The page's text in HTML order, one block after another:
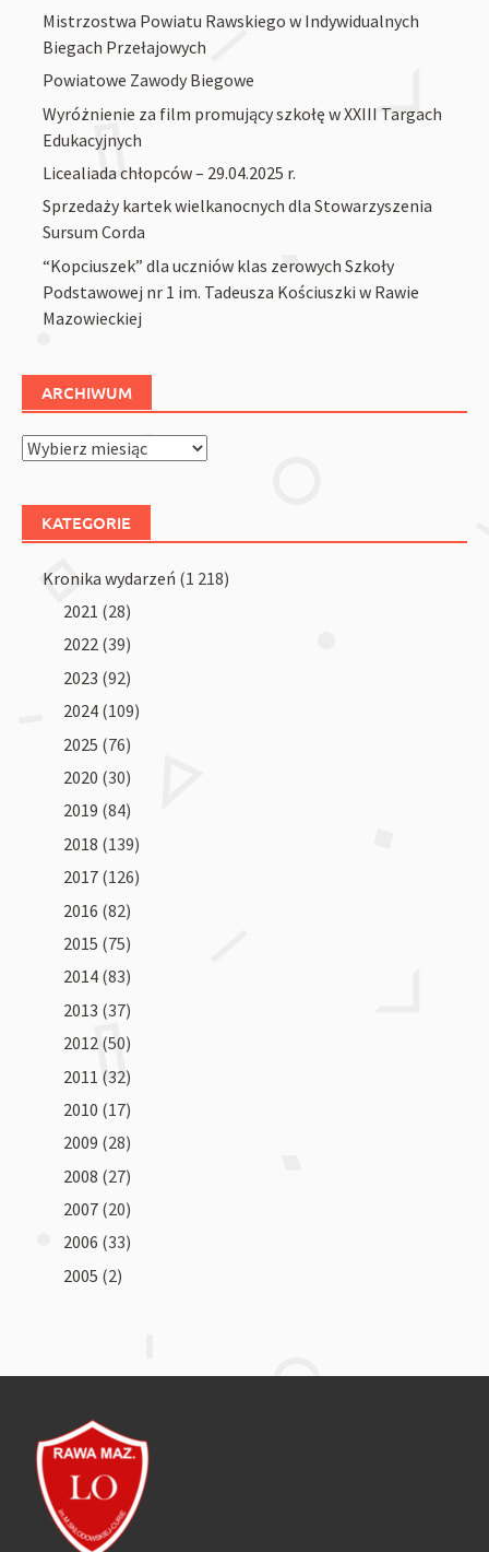
Mistrzostwa Powiatu Rawskiego w Indywidualnych
Biegach Przełajowych
Powiatowe Zawody Biegowe
Wyróżnienie za film promujący szkołę w XXIII Targach
Edukacyjnych
Licealiada chłopców – 29.04.2025 r.
Sprzedaży kartek wielkanocnych dla Stowarzyszenia
Sursum Corda
“Kopciuszek” dla uczniów klas zerowych Szkoły
Podstawowej nr 1 im. Tadeusza Kościuszki w Rawie
Mazowieckiej
ARCHIWUM
Archiwum
KATEGORIE
Kronika wydarzeń (1 218)
2021 (28)
2022 (39)
2023 (92)
2024 (109)
2025 (76)
2020 (30)
2019 (84)
2018 (139)
2017 (126)
2016 (82)
2015 (75)
2014 (83)
2013 (37)
2012 (50)
2011 (32)
2010 (17)
2009 (28)
2008 (27)
2007 (20)
2006 (33)
2005 (2)